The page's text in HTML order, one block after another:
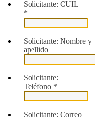
Solicitante: CUIL
*
Solicitante: Nombre y
apellido
Solicitante:
Teléfono *
Solicitante: Correo